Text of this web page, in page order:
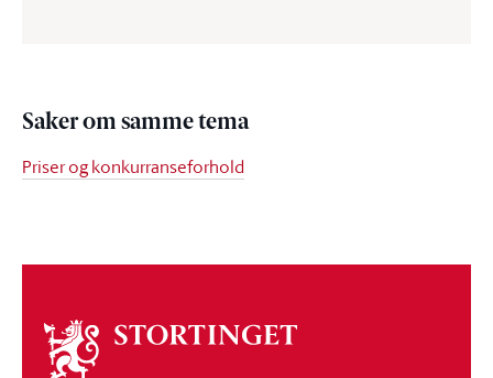
Saker om samme tema
Priser og konkurranseforhold
Om
stortinget